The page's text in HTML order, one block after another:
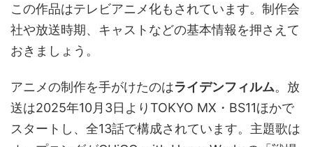
この作品はテレビアニメ化もされています。制作会
社や放送時期、キャストなどの基本情報を押さえて
おきましょう。
アニメの制作を手がけたのはライデンフィルム。放
送は2025年10月3日よりTOKYO MX・BS11ほかで
スタートし、全13話で構成されています。主題歌は